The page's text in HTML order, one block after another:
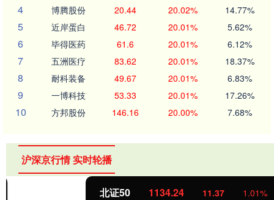
4 博腾股份 20.44 20.02% 14.77%
5 近岸蛋白 46.72 20.01% 5.62%
6 毕得医药 61.6 20.01% 6.12%
7 五洲医疗 83.62 20.01% 18.37%
8 耐科装备 49.67 20.01% 6.83%
9 一博科技 53.33 20.01% 17.26%
10 方邦股份 146.16 20.00% 7.68%
沪深京行情 实时轮播
1134.24 11.37 1.01%